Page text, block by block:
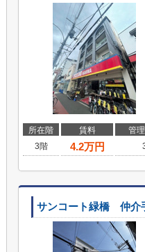
所在階 賃料 管
3階
4.2万円
サンコート緑橋 仲介